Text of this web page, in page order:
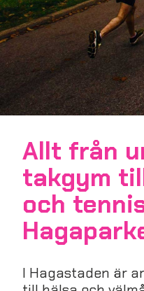
Allt från
takgym
och
I Hagastaden är